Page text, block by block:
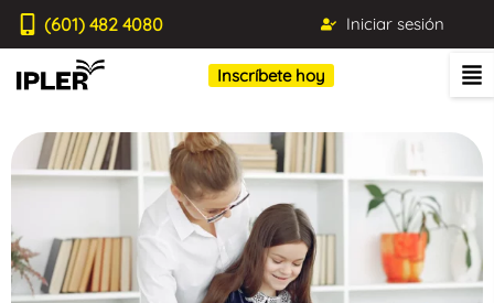
(601) 482 4080 Iniciar sesión
Inscríbete hoy